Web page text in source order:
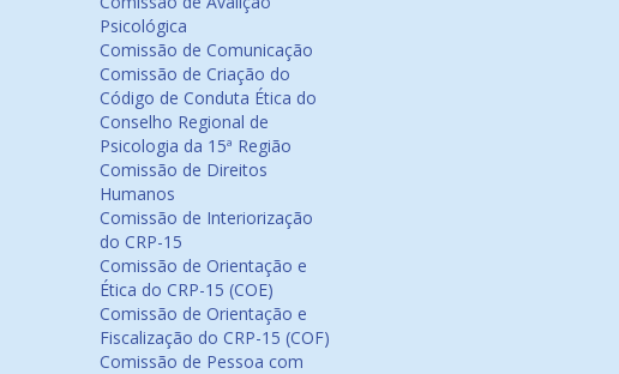
Psicológica
Comissão de Comunicação
Comissão de Criação do
Código de Conduta Ética do
Conselho Regional de
Psicologia da 15ª Região
Comissão de Direitos
Humanos
Comissão de Interiorização
do CRP-15
Comissão de Orientação e
Ética do CRP-15 (COE)
Comissão de Orientação e
Fiscalização do CRP-15 (COF)
Comissão de Pessoa com